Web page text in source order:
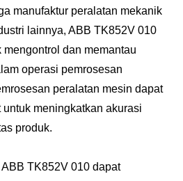
manufaktur peralatan mekanik
lainnya, ABB TK852V 010
dan memantau
operasi pemrosesan
peralatan mesin dapat
meningkatkan akurasi
produk.
TK852V 010 dapat